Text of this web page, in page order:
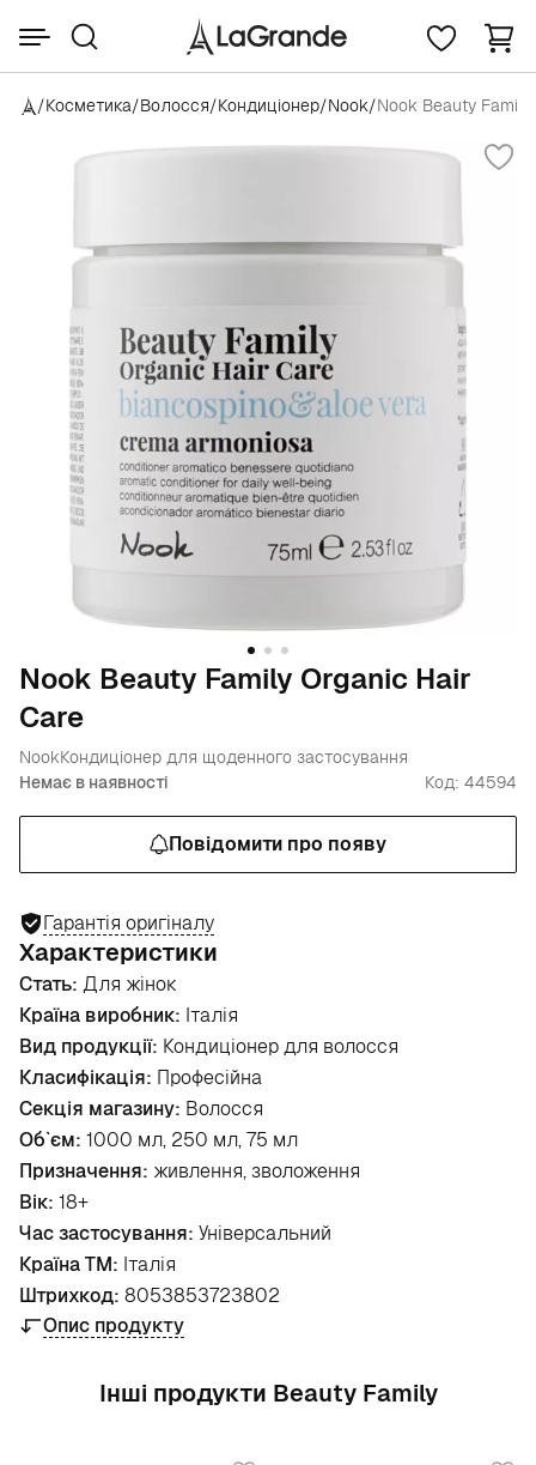
/Косметика/Волосся/Кондиціонер/Nook/Nook Beauty
Nook Beauty Family Organic Hair
Care
NookКондиціонер для щоденного застосування
Немає в наявності
Код: 44594
Повідомити про появу
Гарантія оригіналу
Характеристики
Стать: Для жінок
Країна виробник: Італія
Вид продукції: Кондиціонер для волосся
Класифікація: Професійна
Секція магазину: Волосся
Об`єм: 1000 мл, 250 мл, 75 мл
Призначення: живлення, зволоження
Вік: 18+
Час застосування: Універсальний
Країна ТМ: Італія
Штрихкод: 8053853723802
Опис продукту
Інші продукти Beauty Family